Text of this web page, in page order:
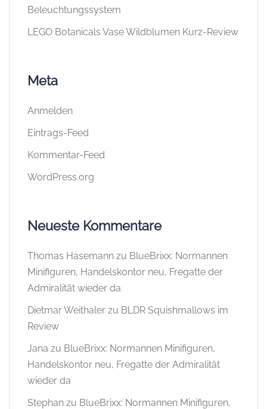
Beleuchtungssystem
LEGO Botanicals Vase Wildblumen Kurz-Review
Meta
Anmelden
Eintrags-Feed
Kommentar-Feed
WordPress.org
Neueste Kommentare
Thomas Hasemann zu BlueBrixx: Normannen
Minifiguren, Handelskontor neu, Fregatte der
Admiralität wieder da
Dietmar Weithaler zu BLDR Squishmallows im
Review
Jana zu BlueBrixx: Normannen Minifiguren,
Handelskontor neu, Fregatte der Admiralität
wieder da
Stephan zu BlueBrixx: Normannen Minifiguren,